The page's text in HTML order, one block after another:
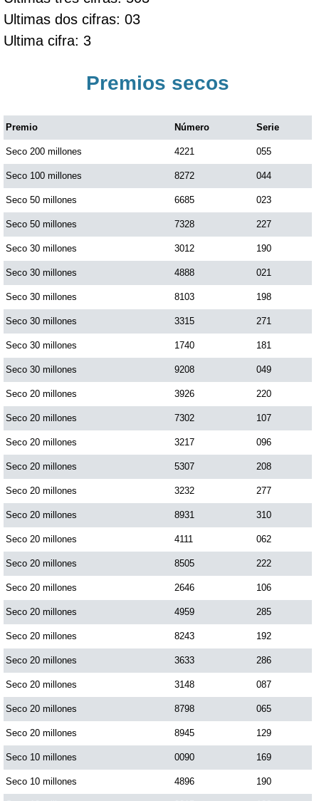
Ultimas dos cifras: 03
Ultima cifra: 3
Premios secos
Premio Número Serie
Seco 200 millones 4221 055
Seco 100 millones 8272 044
Seco 50 millones 6685 023
Seco 50 millones 7328 227
Seco 30 millones 3012 190
Seco 30 millones 4888 021
Seco 30 millones 8103 198
Seco 30 millones 3315 271
Seco 30 millones 1740 181
Seco 30 millones 9208 049
Seco 20 millones 3926 220
Seco 20 millones 7302 107
Seco 20 millones 3217 096
Seco 20 millones 5307 208
Seco 20 millones 3232 277
Seco 20 millones 8931 310
Seco 20 millones 4111 062
Seco 20 millones 8505 222
Seco 20 millones 2646 106
Seco 20 millones 4959 285
Seco 20 millones 8243 192
Seco 20 millones 3633 286
Seco 20 millones 3148 087
Seco 20 millones 8798 065
Seco 20 millones 8945 129
Seco 10 millones 0090 169
Seco 10 millones 4896 190